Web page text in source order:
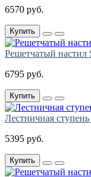
6570 руб.
Купить
Решетчатый настил
6795 руб.
Купить
Лестничная
5395 руб.
Купить